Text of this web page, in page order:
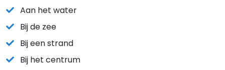
Aan het water
Bij de zee
Bij een strand
Bij het centrum